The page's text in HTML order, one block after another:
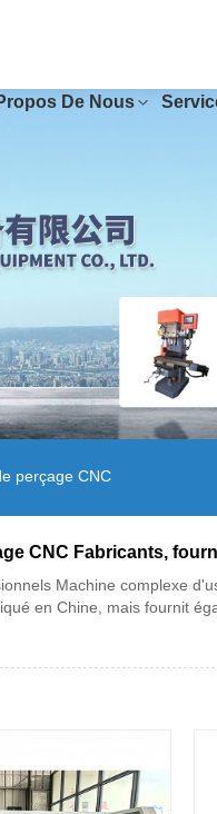
De Nous
perçage CNC
CNC Fabricants,
Machine complexe
en Chine, mais fournit